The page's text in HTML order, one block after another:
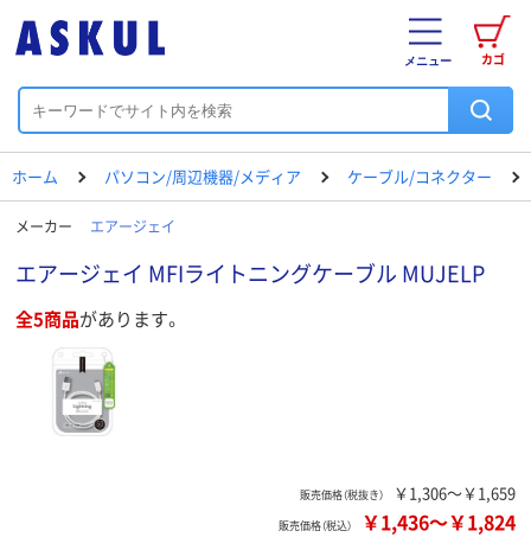
カゴ
メニュー
ホーム パソコン/周辺機器/メディア ケーブル/コネクター
メーカー エアージェイ
エアージェイ MFIライトニングケーブル MUJELP
全5商品があります。
販売価格（税抜き） ￥1,306～￥1,659
販売価格（税込） ￥1,436～￥1,824